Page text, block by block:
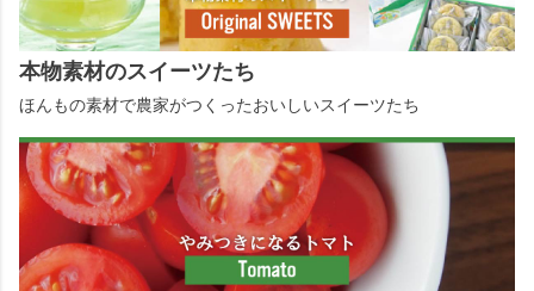
本物素材のスイーツたち
ほんもの素材で農家がつくったおいしいスイーツたち